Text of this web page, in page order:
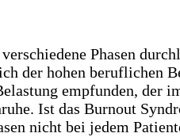
Phasen
der hohen beruflichen
empfunden, der
Ist das Burnout
nicht bei jedem